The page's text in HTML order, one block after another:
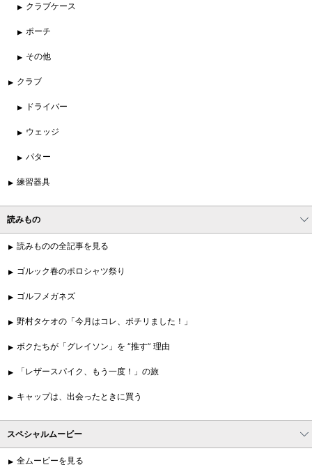
クラブケース
ポーチ
その他
クラブ
ドライバー
ウェッジ
パター
練習器具
読みもの
読みものの全記事を見る
ゴルック春のポロシャツ祭り
ゴルフメガネズ
野村タケオの「今月はコレ、ポチリました！」
ボクたちが「グレイソン」を “推す” 理由
「レザースパイク、もう一度！」の旅
キャップは、出会ったときに買う
スペシャルムービー
全ムービーを見る